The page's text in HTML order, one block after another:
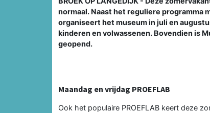
normaal. Naast het reguliere programma
organiseert het museum in juli en
kinderen en volwassenen. Bovendien is
geopend.
Maandag en vrijdag PROEFLAB
Ook het populaire PROEFLAB keert deze